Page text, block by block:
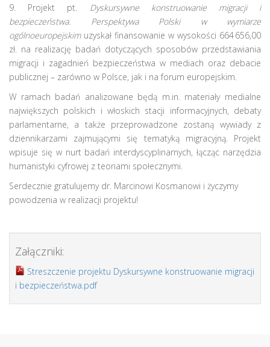
9. Projekt pt. Dyskursywne konstruowanie migracji i
bezpieczeństwa. Perspektywa Polski w wymiarze
ogólnoeuropejskim uzyskał finansowanie w wysokości 664 656,00
zł. na realizację badań dotyczących sposobów przedstawiania
migracji i zagadnień bezpieczeństwa w mediach oraz debacie
publicznej – zarówno w Polsce, jak i na forum europejskim.
W ramach badań analizowane będą m.in. materiały medialne
największych polskich i włoskich stacji informacyjnych, debaty
parlamentarne, a także przeprowadzone zostaną wywiady z
dziennikarzami zajmującymi się tematyką migracyjną. Projekt
wpisuje się w nurt badań interdyscyplinarnych, łącząc narzędzia
humanistyki cyfrowej z teoriami społecznymi.
Serdecznie gratulujemy dr. Marcinowi Kosmanowi i życzymy
powodzenia w realizacji projektu!
Załączniki:
Streszczenie projektu Dyskursywne konstruowanie migracji
i bezpieczeństwa.pdf